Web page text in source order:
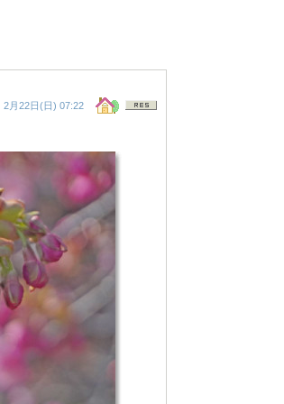
2月22日(日) 07:22